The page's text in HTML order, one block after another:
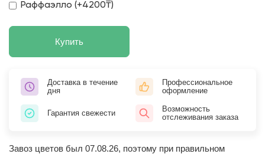
Раффаэлло (+4200₸)
Купить
Доставка в течение
дня
Профессиональное
оформление
Гарантия свежести
Возможность
отслеживания заказа
Завоз цветов был 07.08.26, поэтому при правильном